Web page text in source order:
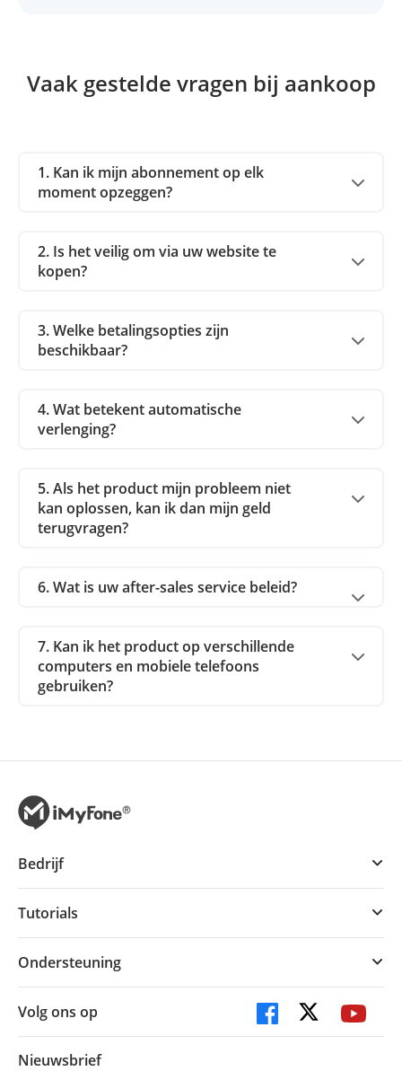
Vaak gestelde vragen bij aankoop
1. Kan ik mijn abonnement op elk
moment opzeggen?
2. Is het veilig om via uw website te
kopen?
3. Welke betalingsopties zijn
beschikbaar?
4. Wat betekent automatische
verlenging?
5. Als het product mijn probleem niet
kan oplossen, kan ik dan mijn geld
terugvragen?
6. Wat is uw after-sales service beleid?
7. Kan ik het product op verschillende
computers en mobiele telefoons
gebruiken?
Bedrijf
Tutorials
Ondersteuning
Volg ons op
Nieuwsbrief